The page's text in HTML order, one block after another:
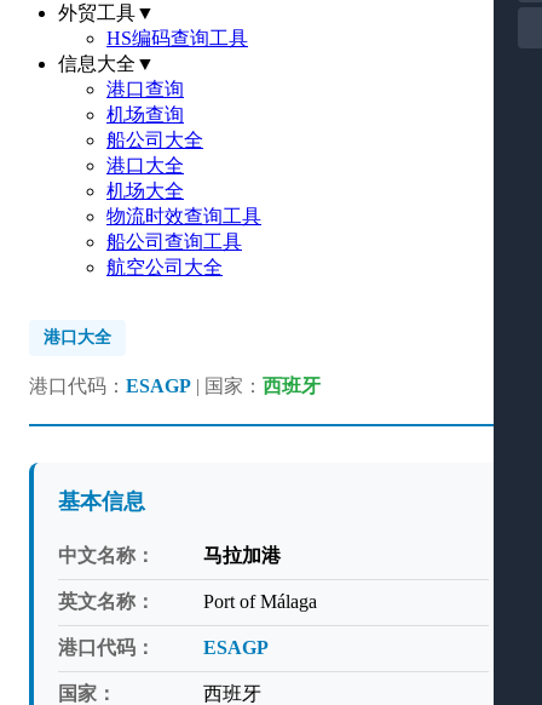
外贸工具▼
HS编码查询工具
信息大全 ▼
港口查询
机场查询
船公司大全
港口大全
机场大全
物流时效查询工具
船公司查询工具
航空公司大全
港口大全
港口代码： ESAGP | 国家： 西班牙
基本信息
中文名称： 马拉加港
英文名称： Port of Málaga
港口代码： ESAGP
国家： 西班牙